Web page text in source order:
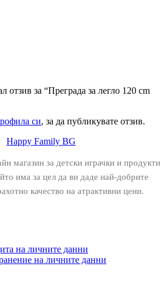
отзив за “Преграда за легло 120 cm
си, за да публикувате отзив.
магазин за детски играчки и продукти
има за цел да ви даде най-добрите
качество на атрактивни цени.
на личните данни
на личните данни